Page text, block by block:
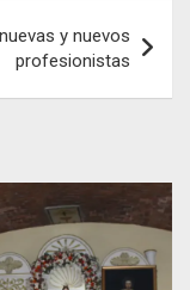
y nuevos
profesionistas